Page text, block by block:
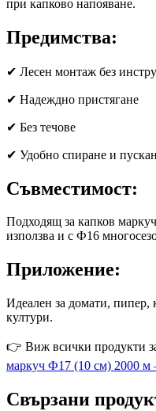
при капково напояване.
Предимства:
✔ Лесен монтаж без
✔ Надеждно пристягане
✔ Без течове
✔ Удобно спиране и
Съвместимост:
Подходящ за капков
използва и с Ф16
Приложение:
Идеален за домати, пипер,
култури.
👉 Виж всички продукти
маркуч Ф17 (10 см) 2000 м
Свързани